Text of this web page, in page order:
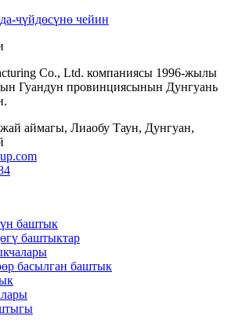
чүйдөсүнө чейин
Co., Ltd. компаниясы 1996-жылы
Гуандун провинциясынын Дунгуань
аймагы, Лиаобу Таун, Дунгуан,
баштык
баштыктар
басылган баштык